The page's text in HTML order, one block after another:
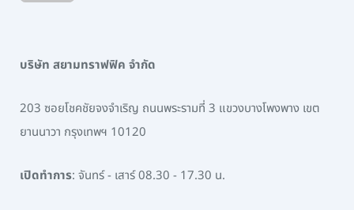
บริษัท สยามทราฟฟิค จำกัด
203 ซอยโชคชัยจงจำเริญ ถนนพระรามที่ 3 แขวงบางโพงพาง เขต
ยานนาวา กรุงเทพฯ 10120
เปิดทำการ: จันทร์ - เสาร์ 08.30 - 17.30 น.